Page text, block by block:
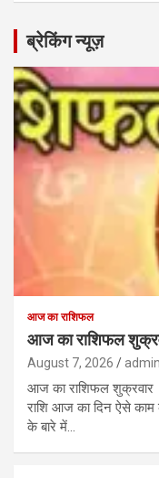
ब्रेकिंग न्यूज़
आज का राशिफल
आज का राशिफल
August 7, 2026
आज का राशिफल
राशि आज का दिन ऐसे
के बारे में…